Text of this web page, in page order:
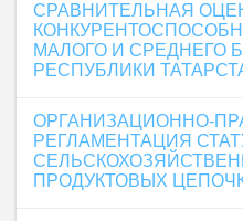
СРАВНИТЕЛЬНАЯ
МАЛОГО И СРЕДНЕГО
РЕСПУБЛИКИ
ОРГАНИЗАЦИОННО-
РЕГЛАМЕНТАЦИЯ
ПРОДУКТОВЫХ